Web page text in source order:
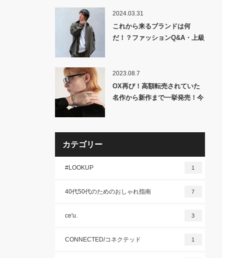
2024.03.31
これから来るブランドは何
だ！？ファッションQ&A・上級
2023.08.7
OX再び！高額転売されていた
名作から新作まで一挙発売！今
カテゴリー
#LOOKUP 1
40代50代のためのおしゃれ指南 7
ce'u. 3
CONNECTED/コネクテッド 1